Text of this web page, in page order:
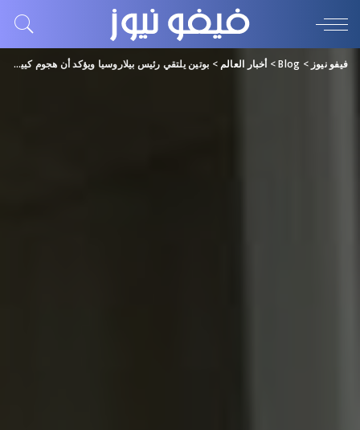
فيفو نيوز >
Blog
> أخبار العالم > بوتين يلتقي رئيس بيلاروسيا ويؤكد أن هجوم كييف المضاد “فشل”